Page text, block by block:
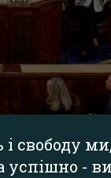
і свободу
успішно -